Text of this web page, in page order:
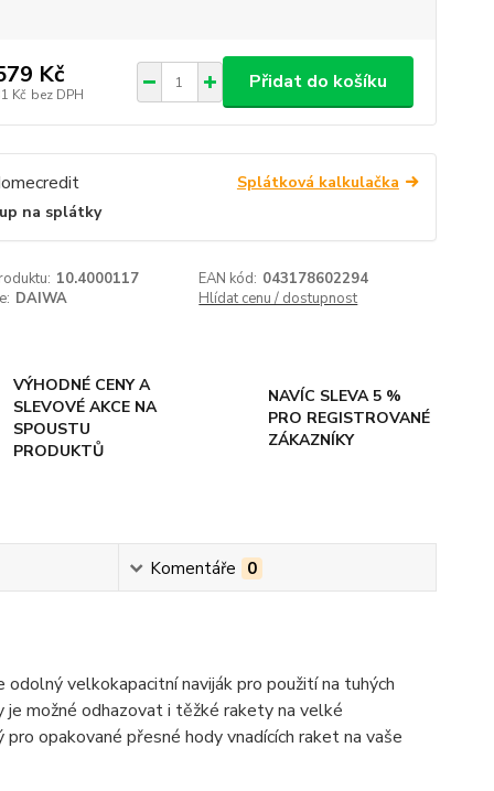
Kč
Kč bez DPH
Přidat do košíku
Splátková kalkulačka
na splátky
10.4000117 EAN kód: 043178602294
DAIWA Hlídat cenu / dostupnost
VÝHODNÉ CENY A
SLEVOVÉ AKCE NA
SPOUSTU
PRODUKTŮ
NAVÍC SLEVA 5 %
PRO REGISTROVANÉ
ZÁKAZNÍKY
Komentáře 0
velkokapacitní naviják pro použití na tuhých
je možné odhazovat i těžké rakety na velké
opakované přesné hody vnadících raket na vaše